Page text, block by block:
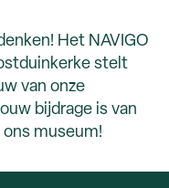
Het NAVIGO
stelt
van onze
bijdrage is van
museum!